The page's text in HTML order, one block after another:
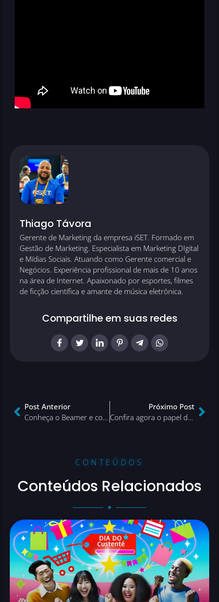
Thiago Távora
Gerente de Marketing da empresa iSET. Formado em
Gestão de Marketing. Especialista em Marketing DIgital
e Mídias Sociais. Atuando como Gerente comercial e
Negócios. Experiência profissional de mais de 10 anos
na área de Internet. Apaixonado por esportes, filmes
de ficção científica e amante de música eletrônica.
Compartilhe em suas redes
Post Anterior
Conheça o Beamer e como ele pode melhorar o envolvimento dos usuários em seu site
Próximo Post
Confira agora o papel da logística reversa no e-commerce
CONTEÚDOS
Conteúdos Relacionados